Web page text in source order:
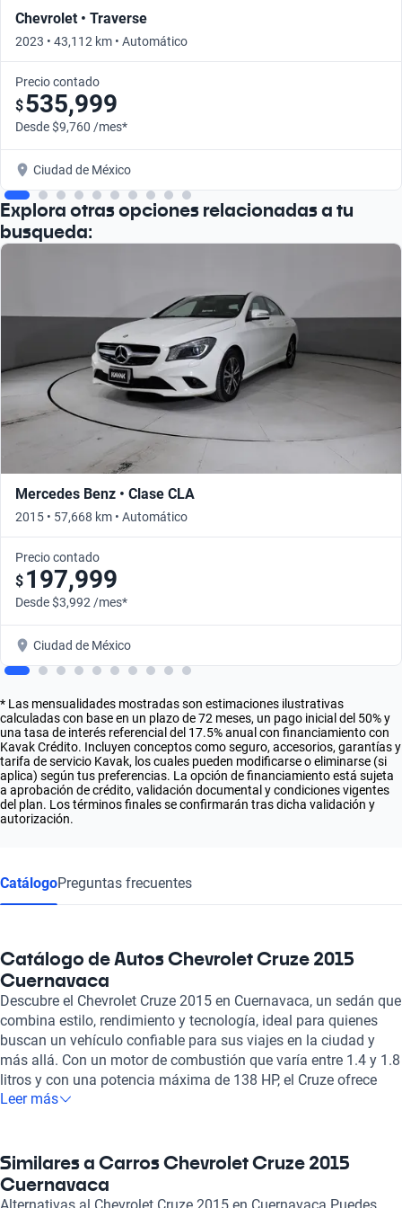
Chevrolet • Traverse
2023 • 43,112 km • Automático
Precio contado
$535,999
Desde $9,760 /mes*
Ciudad de México
Explora otras opciones relacionadas a tu
busqueda:
Mercedes Benz • Clase CLA
2015 • 57,668 km • Automático
Precio contado
$ 197,999
Desde $3,992 /mes*
Ciudad de México
* Las mensualidades mostradas son estimaciones ilustrativas
calculadas con base en un plazo de 72 meses, un pago inicial del 50% y
una tasa de interés referencial del 17.5% anual con financiamiento con
Kavak Crédito. Incluyen conceptos como seguro, accesorios, garantías y
tarifa de servicio Kavak, los cuales pueden modificarse o eliminarse (si
aplica) según tus preferencias. La opción de financiamiento está sujeta
a aprobación de crédito, validación documental y condiciones vigentes
del plan. Los términos finales se confirmarán tras dicha validación y
autorización.
CatálogoPreguntas frecuentes
Catálogo de Autos Chevrolet Cruze 2015
Cuernavaca
Descubre el Chevrolet Cruze 2015 en Cuernavaca, un sedán que
combina estilo, rendimiento y tecnología, ideal para quienes
buscan un vehículo confiable para sus viajes en la ciudad y
más allá. Con un motor de combustión que varía entre 1.4 y 1.8
litros y con una potencia máxima de 138 HP, el Cruze ofrece
una experiencia de conducción dinámica y eficiente. Su
lo que permite aprovechar al máximo cada viaje. El Chevrolet
Cruze 2015 también cuenta con un interior pensado para la
comodidad, ofreciendo asientos de cuero y tela, y una
Leer más
Similares a Carros Chevrolet Cruze 2015
Cuernavaca